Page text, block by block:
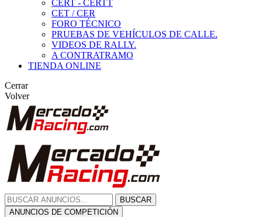
CERT - CERTT
CET / CER
FORO TÉCNICO
PRUEBAS DE VEHÍCULOS DE CALLE.
VIDEOS DE RALLY.
A CONTRATRAMO
TIENDA ONLINE
Cerrar
Volver
BUSCAR
ANUNCIOS DE COMPETICIÓN